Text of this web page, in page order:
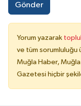
Gönder
Yorum yazarak
ve tüm sorumluluğu
Muğla Haber,
Gazetesi hiçbir